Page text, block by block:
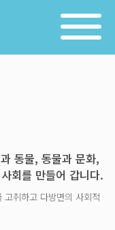
동물, 동물과 문화,
회를 만들어 갑니다.
취하고 다방면의 사회적